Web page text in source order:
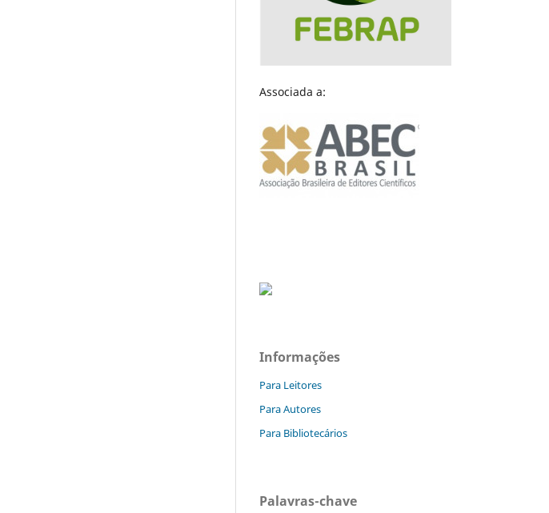
Associada a:
Informações
Para Leitores
Para Autores
Para Bibliotecários
Palavras-chave